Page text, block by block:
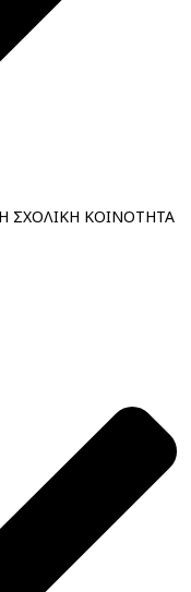
ΣΧΟΛΙΚΗ ΚΟΙΝΟΤΗΤΑ